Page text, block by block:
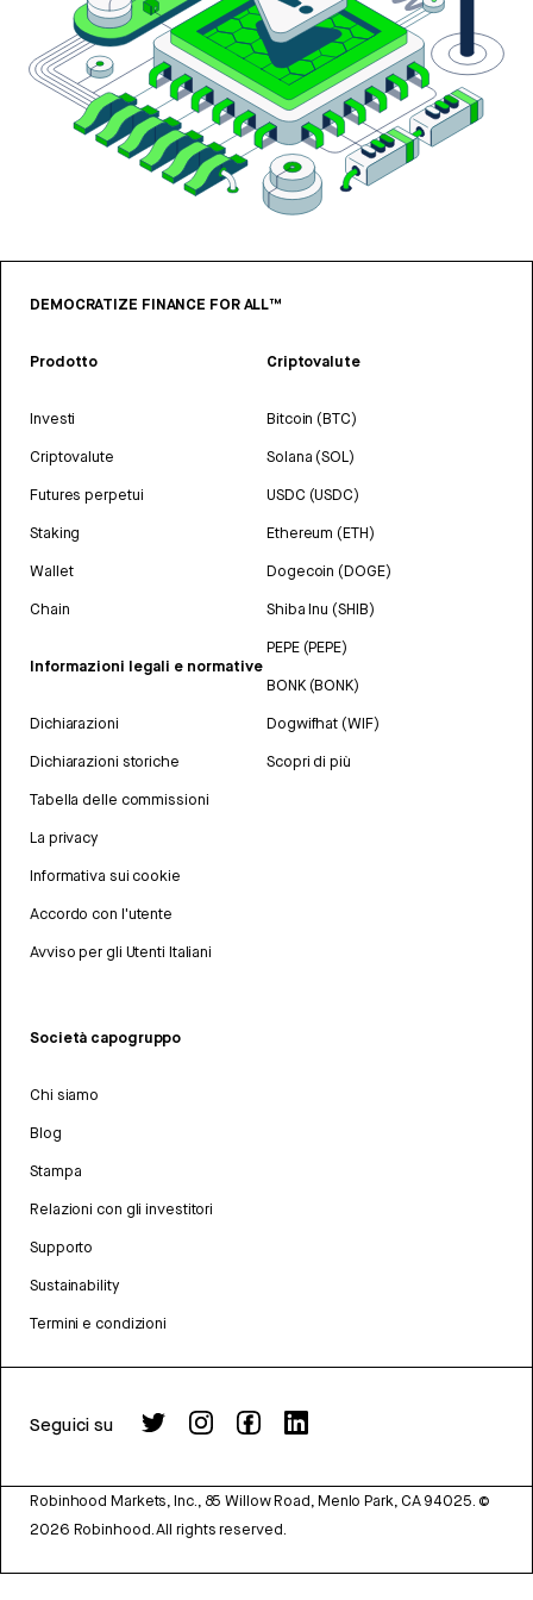
DEMOCRATIZE FINANCE FOR ALL™
Prodotto
Investi
Criptovalute
Futures perpetui
Staking
Wallet
Chain
Informazioni legali e normative
Dichiarazioni
Dichiarazioni storiche
Tabella delle commissioni
La privacy
Informativa sui cookie
Accordo con l'utente
Avviso per gli Utenti Italiani
Criptovalute
Bitcoin (BTC)
Solana (SOL)
USDC (USDC)
Ethereum (ETH)
Dogecoin (DOGE)
Shiba Inu (SHIB)
PEPE (PEPE)
BONK (BONK)
Dogwifhat (WIF)
Scopri di più
Società capogruppo
Chi siamo
Blog
Stampa
Relazioni con gli investitori
Supporto
Sustainability
Termini e condizioni
Seguici su
Robinhood Markets, Inc., 85 Willow Road, Menlo Park, CA 94025. ©
2026 Robinhood. All rights reserved.